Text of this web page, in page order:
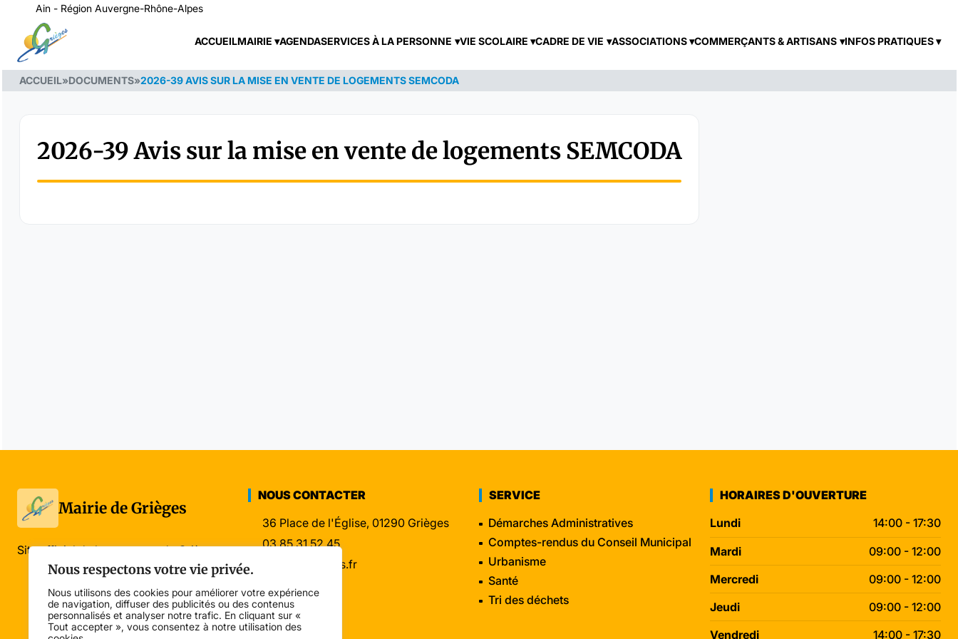
Nous respectons votre vie privée.
Nous utilisons des cookies pour améliorer votre expérience
de navigation, diffuser des publicités ou des contenus
personnalisés et analyser notre trafic. En cliquant sur «
Tout accepter », vous consentez à notre utilisation des
Ain - Région Auvergne-Rhône-Alpes
ACCUEILMAIRIE AGENDASERVICES À LA PERSONNE VIE SCOLAIRE CADRE DE VIE ASSOCIATIONS COMMERÇANTS & ARTISANS INFOS PRATIQUES
ACCUEIL»DOCUMENTS»2026-39 AVIS SUR LA MISE EN VENTE DE LOGEMENTS SEMCODA
2026-39 Avis sur la mise en vente de logements SEMCODA
Mairie de Grièges
Site officiel de la commune de Grièges
NOUS CONTACTER
36 Place de l'Église, 01290 Grièges
03 85 31 52 45
mairie@grieges.fr
SERVICE
Démarches Administratives
Comptes-rendus du Conseil Municipal
Urbanisme
Santé
Tri des déchets
HORAIRES D'OUVERTURE
Lundi
14:00 - 17:30
Mardi
09:00 - 12:00
Mercredi
09:00 - 12:00
Jeudi
09:00 - 12:00
Vendredi
14:00 - 17:30